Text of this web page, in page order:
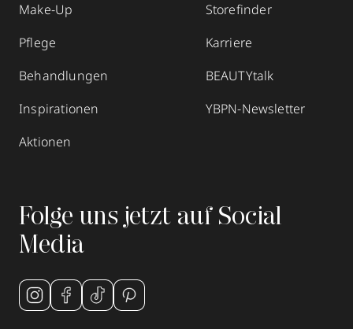
Make-Up
Pflege
Behandlungen
Inspirationen
Aktionen
Storefinder
Karriere
BEAUTYtalk
YBPN-Newsletter
Folge uns jetzt auf Social
Media